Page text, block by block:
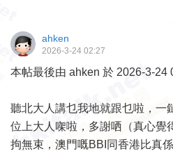
ahken
2026-3-24 02:27
本帖最後由 ahken 於 2026-3-24
聽北大人講乜我地就跟乜啦，一
位上大人㗎啦，多謝哂（真心覺
拘無束，澳門嘅BBI同香港比真係